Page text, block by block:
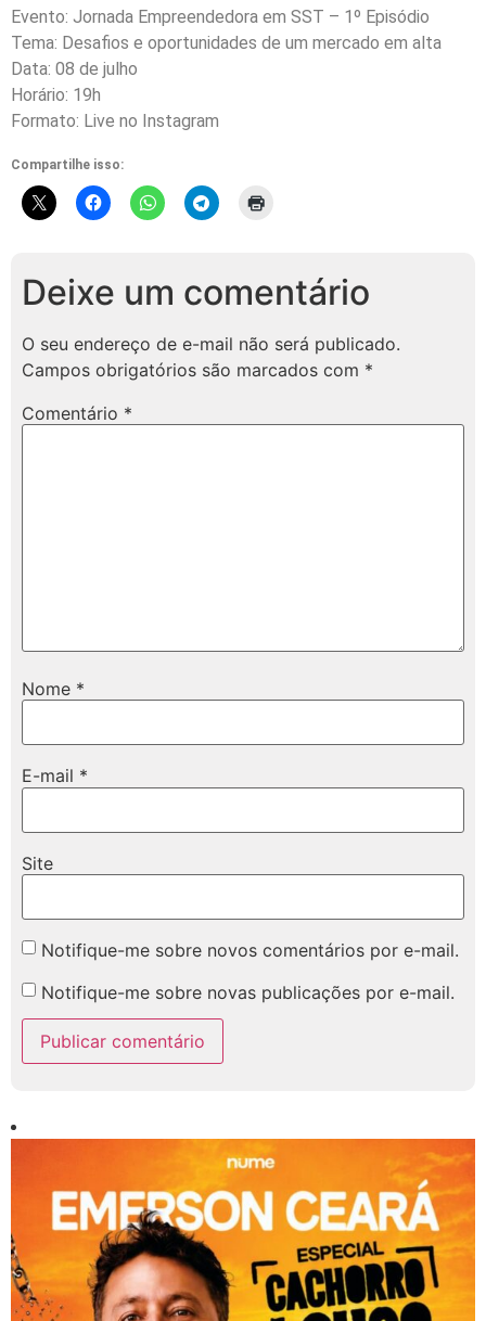
Evento: Jornada Empreendedora em SST – 1º Episódio
Tema: Desafios e oportunidades de um mercado em alta
Data: 08 de julho
Horário: 19h
Formato: Live no Instagram
Compartilhe isso:
Deixe um comentário
O seu endereço de e-mail não será publicado.
Campos obrigatórios são marcados com *
Comentário *
Nome *
E-mail *
Site
Notifique-me sobre novos comentários por e-mail.
Notifique-me sobre novas publicações por e-mail.